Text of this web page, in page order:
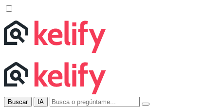
Buscar IA